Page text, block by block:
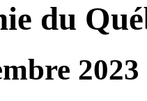
du
2023